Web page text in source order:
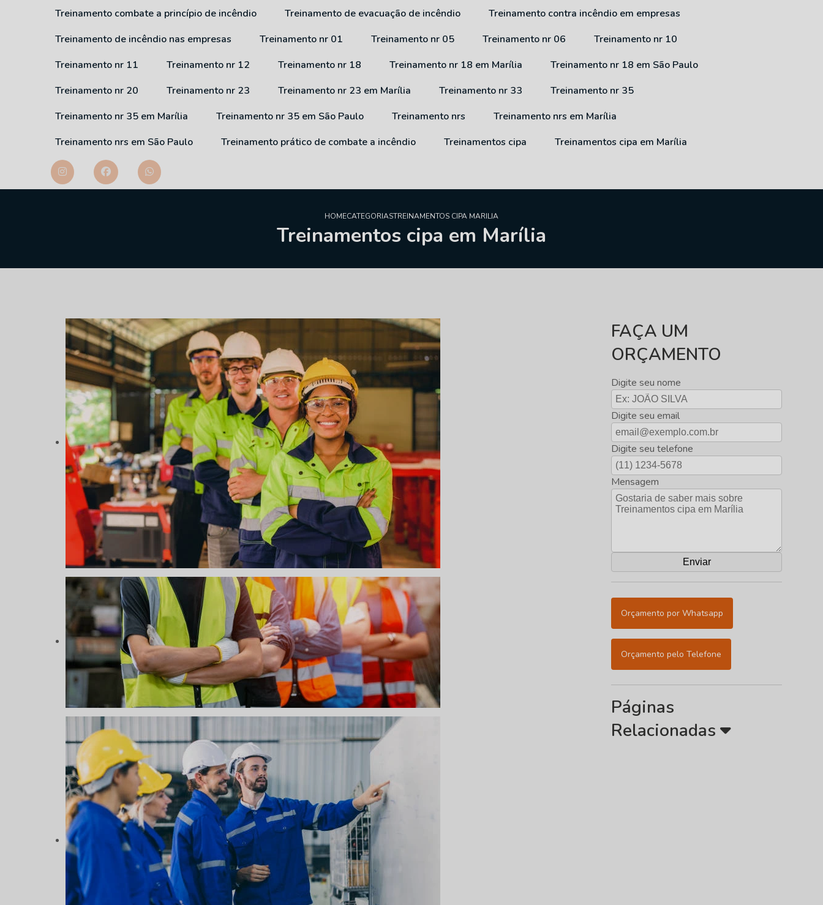
Treinamento combate a princípio de incêndio
Treinamento de evacuação de incêndio
Treinamento contra incêndio em empresas
Treinamento de incêndio nas empresas
Treinamento nr 01 Treinamento nr 05 Treinamento nr 06
Treinamento nr 10
Treinamento nr 11
Treinamento nr 12 Treinamento nr 18 Treinamento nr 18 em Marília
Treinamento nr 18 em São Paulo
Treinamento nr 20
Treinamento nr 23 Treinamento nr 23 em Marília Treinamento nr 33
Treinamento nr 35
Treinamento nr 35 em Marília
Treinamento nr 35 em São Paulo Treinamento nrs
Treinamento nrs em Marília
Treinamento nrs em São Paulo
Treinamento prático de combate a incêndio Treinamentos cipa Treinamentos cipa em Marília
HOMECATEGORIASTREINAMENTOS CIPA MARILIA
Treinamentos cipa em Marília
FAÇA UM
ORÇAMENTO
Digite seu nome
Digite seu email
Digite seu telefone
Mensagem
Orçamento por Whatsapp
Orçamento pelo Telefone
Páginas
Relacionadas